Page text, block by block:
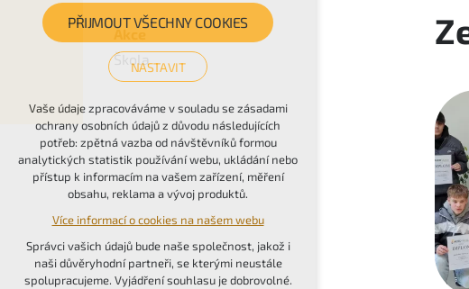
Akce
Škola
PŘIJMOUT VŠECHNY COOKIES
NASTAVIT
Technická cookies
nutná pro provozování webu
udržení kontextu stránek (session): případná
přihlášení, volby jazyka, apod.
Volitelná cookies
analytická pro anonymizované vyhodnocení
návštěvnosti
marketingová cookies (Google, Seznam,
Facebook)
Vaše údaje zpracováváme v souladu se zásadami
ochrany osobních údajů z důvodu následujících
potřeb: zpětná vazba od návštěvníků formou
analytických statistik používání webu, ukládání nebo
přístup k informacím na vašem zařízení, měření
obsahu, reklama a vývoj produktů.
Více informací o cookies na našem webu
Správci vašich údajů bude naše společnost, jakož i
naši důvěryhodní partneři, se kterými neustále
spolupracujeme. Vyjádření souhlasu je dobrovolné.